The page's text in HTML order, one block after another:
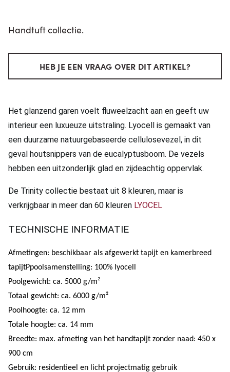
Handtuft collectie.
HEB JE EEN VRAAG OVER DIT ARTIKEL?
Het glanzend garen voelt fluweelzacht aan en geeft uw
interieur een luxueuze uitstraling. Lyocell is gemaakt van
een duurzame natuurgebaseerde cellulosevezel, in dit
geval houtsnippers van de eucalyptusboom. De vezels
hebben een uitzonderlijk glad en zijdeachtig oppervlak.
De Trinity collectie bestaat uit 8 kleuren, maar is
verkrijgbaar in meer dan 60 kleuren LYOCEL
TECHNISCHE INFORMATIE
Afmetingen: beschikbaar als afgewerkt tapijt en kamerbreed
tapijtPpoolsamenstelling: 100% lyocell
Poolgewicht: ca. 5000 g/m²
Totaal gewicht: ca. 6000 g/m²
Poolhoogte: ca. 12 mm
Totale hoogte: ca. 14 mm
Breedte: max. afmeting van het handtapijt zonder naad: 450 x
900 cm
Gebruik: residentieel en licht projectmatig gebruik